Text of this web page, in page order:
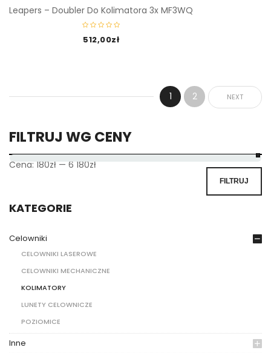
FILTRUJ WG CENY
FILTRUJ
Cena: 180zł — 6 180zł
KATEGORIE
Celowniki
CELOWNIKI LASEROWE
CELOWNIKI MECHANICZNE
KOLIMATORY
LUNETY CELOWNICZE
POZIOMICE
Inne
Leapers – Doubler Do Kolimatora 3x MF3WQ
512,00zł
1 2 NEXT